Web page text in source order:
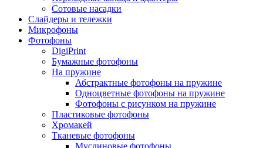
Сотовые насадки
Слайдеры и тележки
Микрофоны
Фотофоны
DigiPrint
Бумажные фотофоны
На пружине
Абстрактные фотофоны на пружине
Одноцветные фотофоны на пружине
Фотофоны с рисунком на пружине
Пластиковые фотофоны
Хромакей
Тканевые фотофоны
Муслиновые фотофоны